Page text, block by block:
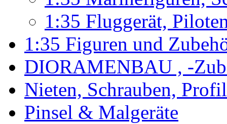
1:35 Fluggerät,
1:35 Figuren und
DIORAMENBAU , -
Nieten, Schrauben,
Pinsel & Malgeräte